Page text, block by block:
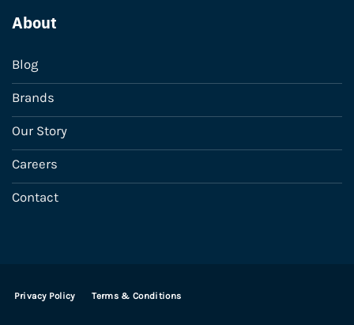
About
Blog
Brands
Our Story
Careers
Contact
Privacy Policy Terms & Conditions